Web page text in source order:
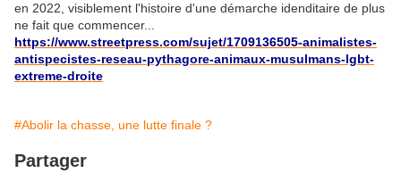
en 2022, visiblement l'histoire d'une démarche idenditaire de plus
ne fait que commencer...
https://www.streetpress.com/sujet/1709136505-animalistes-
antispecistes-reseau-pythagore-animaux-musulmans-lgbt-
extreme-droite
#Abolir la chasse, une lutte finale ?
Partager